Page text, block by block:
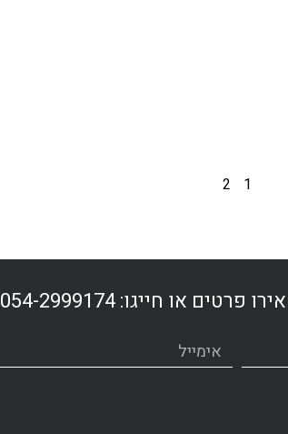
1
2
פרטים או חייגו:054-2999174